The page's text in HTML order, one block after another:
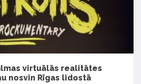
virtuālās realitātes
nosvin Rīgas lidostā